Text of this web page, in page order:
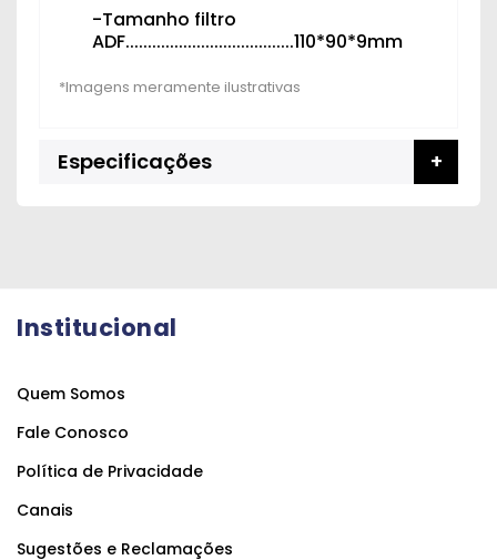
-Tamanho filtro
ADF......................................110*90*9mm
Especificações
Institucional
Quem Somos
Fale Conosco
Política de Privacidade
Canais
Sugestões e Reclamações